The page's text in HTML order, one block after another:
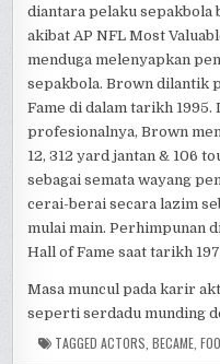
diantara pelaku sepakbola
akibat AP NFL Most
menduga melenyapkan
sepakbola. Brown dilantik
Fame di dalam tarikh
profesionalnya, Brown
12, 312 yard jantan & 106
sebagai semata wayang
cerai-berai secara lazim
mulai main. Perhimpunan
Hall of Fame saat tarikh
Masa muncul pada karir
seperti serdadu munding
TAGGED ACTORS BECAME,